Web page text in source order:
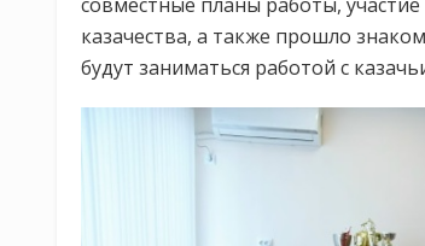
казачества, а также прошло
будут заниматься работой с